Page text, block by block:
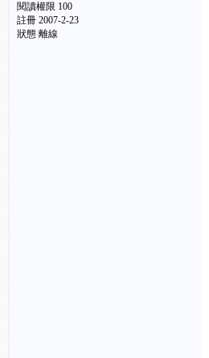
閱讀權限 100
註冊 2007-2-23
狀態 離線